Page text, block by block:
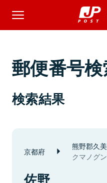
郵便番号
検索結果
京都府 熊野郡久
クマノグ
佐野